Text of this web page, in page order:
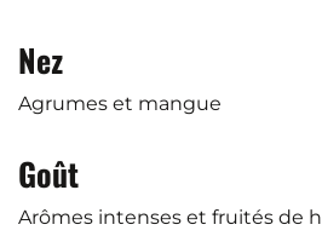
Nez
Agrumes et mangue
Goût
Arômes intenses et fruités de